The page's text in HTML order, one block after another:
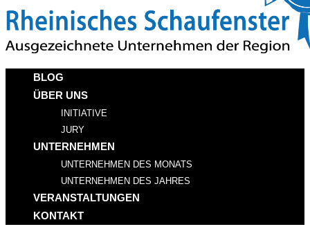
BLOG
ÜBER UNS
INITIATIVE
JURY
UNTERNEHMEN
UNTERNEHMEN DES MONATS
UNTERNEHMEN DES JAHRES
VERANSTALTUNGEN
KONTAKT